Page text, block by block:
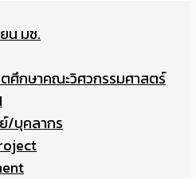
น มช.
ศึกษาคณะวิศวกรรมศาสตร์
/บุคลากร